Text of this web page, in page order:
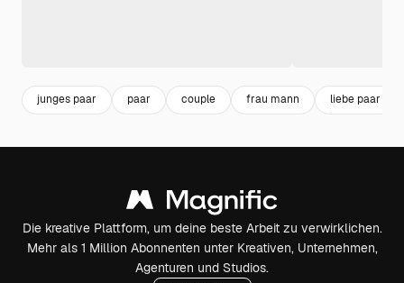
junges paar paar couple frau mann liebe paar
Die kreative Plattform, um deine beste Arbeit zu verwirklichen.
Mehr als 1 Million Abonnenten unter Kreativen, Unternehmen,
Agenturen und Studios.